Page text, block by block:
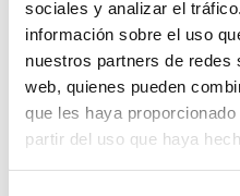
sociales y analizar el
información sobre el uso
nuestros partners de redes
web, quienes pueden
que les haya
partir del uso que haya